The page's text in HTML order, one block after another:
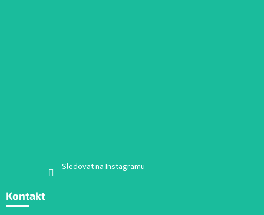
Sledovat na Instagramu
Kontakt